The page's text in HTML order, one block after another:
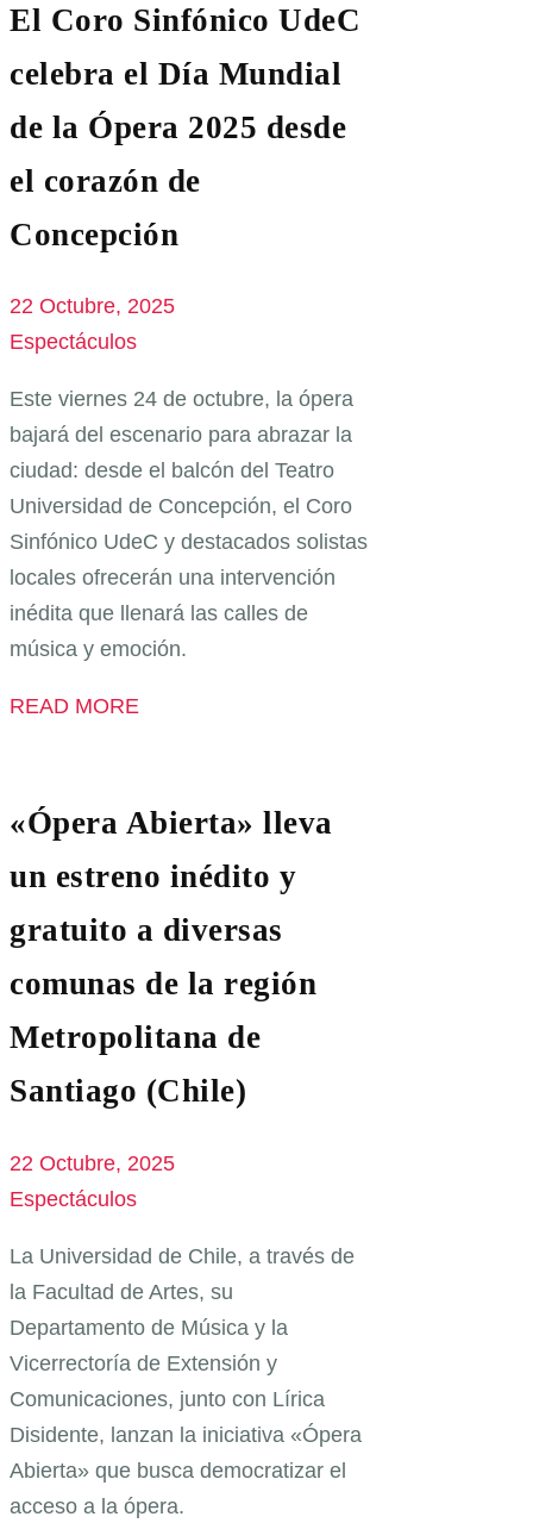
El Coro Sinfónico UdeC
celebra el Día Mundial
de la Ópera 2025 desde
el corazón de
Concepción
22 Octubre, 2025
Espectáculos
Este viernes 24 de octubre, la ópera
bajará del escenario para abrazar la
ciudad: desde el balcón del Teatro
Universidad de Concepción, el Coro
Sinfónico UdeC y destacados solistas
locales ofrecerán una intervención
inédita que llenará las calles de
música y emoción.
READ MORE
«Ópera Abierta» lleva
un estreno inédito y
gratuito a diversas
comunas de la región
Metropolitana de
Santiago (Chile)
22 Octubre, 2025
Espectáculos
La Universidad de Chile, a través de
la Facultad de Artes, su
Departamento de Música y la
Vicerrectoría de Extensión y
Comunicaciones, junto con Lírica
Disidente, lanzan la iniciativa «Ópera
Abierta» que busca democratizar el
acceso a la ópera.